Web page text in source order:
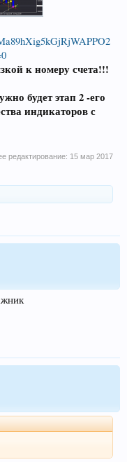
к номеру счета!!!
будет этап 2 -его
индикаторов с
редактирование: 15 мар 2017